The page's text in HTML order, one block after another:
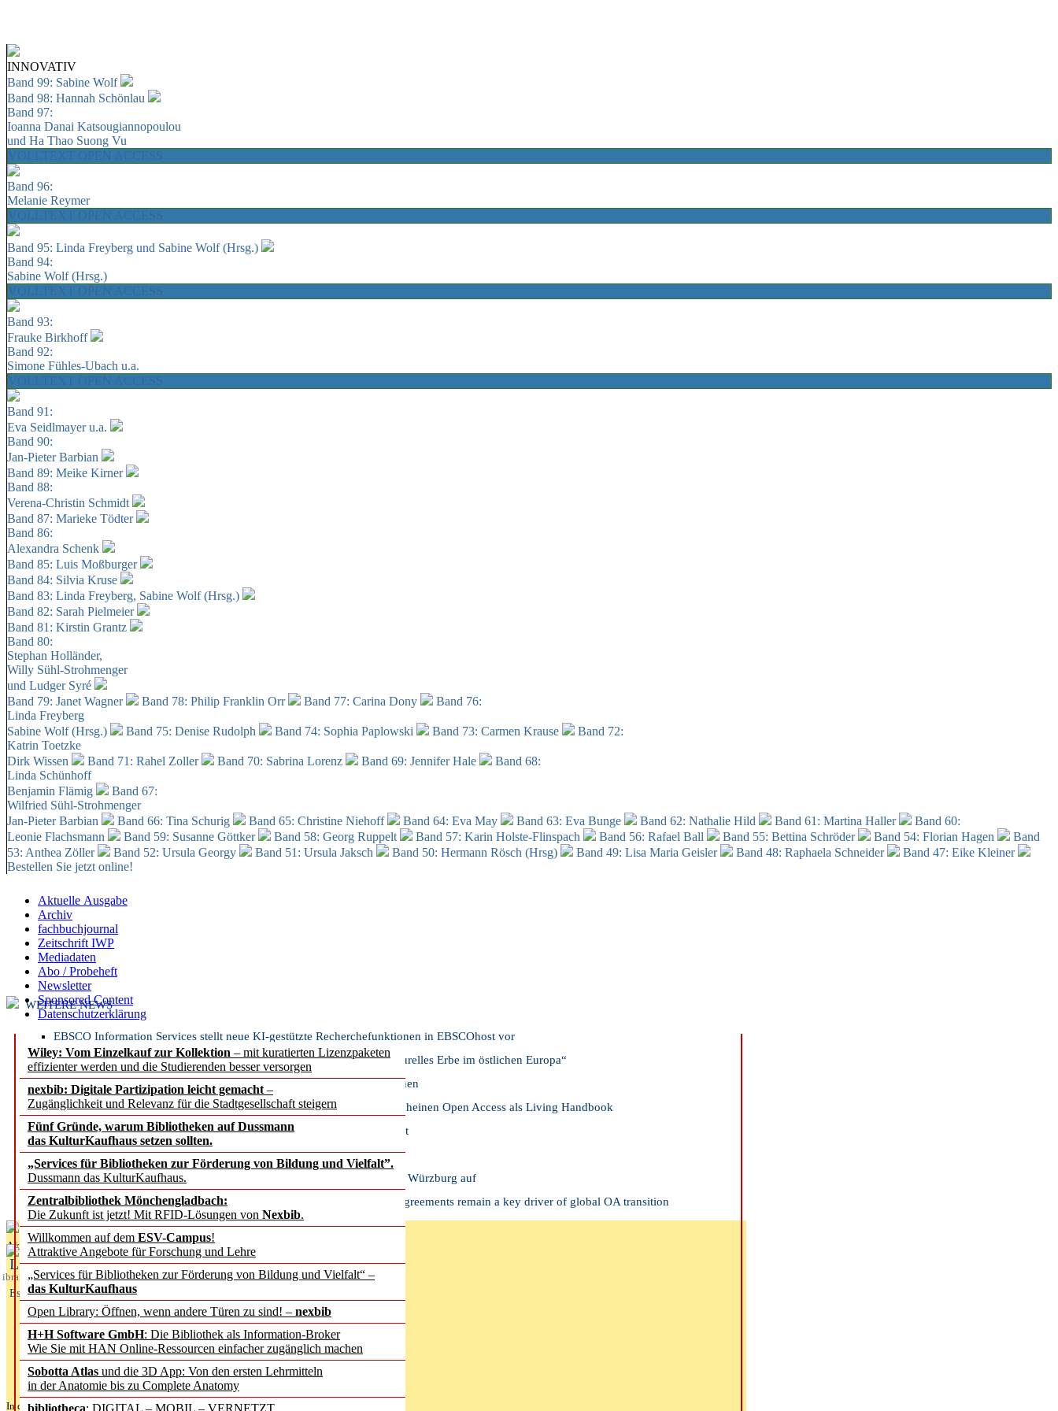
INNOVATIV
Band 99: Sabine Wolf
Band 98: Hannah Schönlau
Band 97:
Ioanna Danai Katsougiannopoulou
und Ha Thao Suong Vu
Band 96:
Melanie Reymer
Band 95: Linda Freyberg und Sabine Wolf (Hrsg.)
Band 94:
Sabine Wolf (Hrsg.)
Band 93:
Frauke Birkhoff
Band 92:
Simone Fühles-Ubach u.a.
Band 91:
Eva Seidlmayer u.a.
Band 90:
Jan-Pieter Barbian
Band 89: Meike Kirner
Band 88:
Verena-Christin Schmidt
Band 87: Marieke Tödter
Band 86:
Alexandra Schenk
Band 85: Luis Moßburger
Band 84: Silvia Kruse
Band 83: Linda Freyberg, Sabine Wolf (Hrsg.)
Band 82: Sarah Pielmeier
Band 81: Kirstin Grantz
Band 80:
Stephan Holländer,
Willy Sühl-Strohmenger
und Ludger Syré
Band 79: Janet Wagner
Band 78: Philip Franklin Orr Band 77: Carina Dony
Band 76:
Linda Freyberg
Sabine Wolf (Hrsg.)
Band 75: Denise Rudolph Band 74: Sophia Paplowski Band 73: Carmen Krause
Band 72:
Katrin Toetzke
Dirk Wissen
Band 71: Rahel Zoller Band 70: Sabrina Lorenz Band 69: Jennifer Hale
Band 68:
Linda Schünhoff
Benjamin Flämig
Band 67:
Wilfried Sühl-Strohmenger
Jan-Pieter Barbian
Band 66: Tina Schurig Band 65: Christine Niehoff Band 64: Eva May Band 63: Eva Bunge Band 62: Nathalie Hild Band 61: Martina Haller
Band 60:
Leonie Flachsmann
Band 59: Susanne Göttker Band 58: Georg Ruppelt Band 57: Karin Holste-Flinspach Band 56: Rafael Ball Band 55: Bettina Schröder Band 54: Florian Hagen
Band
53: Anthea Zöller
Band 52: Ursula Georgy Band 51: Ursula Jaksch Band 50: Hermann Rösch (Hrsg) Band 49: Lisa Maria Geisler Band 48: Raphaela Schneider
Band 47: Eike Kleiner
Bestellen Sie jetzt online!
Aktuelle Ausgabe
Archiv
fachbuchjournal
Zeitschrift IWP
Mediadaten
Abo / Probeheft
Newsletter
Sponsored Content
Datenschutzerklärung
Wiley: Vom Einzelkauf zur Kollektion – mit kuratierten Lizenzpaketen
effizienter werden und die Studierenden besser versorgen
nexbib: Digitale Partizipation leicht gemacht –
Zugänglichkeit und Relevanz für die Stadtgesellschaft steigern
Fünf Gründe, warum Bibliotheken auf Dussmann
das KulturKaufhaus setzen sollten.
„Services für Bibliotheken zur Förderung von Bildung und Vielfalt”.
Dussmann das KulturKaufhaus.
Zentralbibliothek Mönchengladbach:
Die Zukunft ist jetzt! Mit RFID-Lösungen von Nexbib.
Willkommen auf dem ESV-Campus!
Attraktive Angebote für Forschung und Lehre
„Services für Bibliotheken zur Förderung von Bildung und Vielfalt“ –
das KulturKaufhaus
Open Library: Öffnen, wenn andere Türen zu sind! – nexbib
H+H Software GmbH: Die Bibliothek als Information-Broker
Wie Sie mit HAN Online-Ressourcen einfacher zugänglich machen
Sobotta Atlas und die 3D App: Von den ersten Lehrmitteln
in der Anatomie bis zu Complete Anatomy
bibliotheca: DIGITAL – MOBIL – VERNETZT
WEITERE NEWS
EBSCO Information Services stellt neue KI-gestützte Recherchefunktionen in EBSCOhost vor
Sorbisches Institut neu im Netzwerk „Copernico – Geschichte und kulturelles Erbe im östlichen Europa“
Künstliche Intelligenz als Werkzeug, um Wissenschaft besser zu verstehen
„Leitbegriffe der Gesundheitsförderung und Prävention“ des BIÖG erscheinen Open Access als Living Handbook
Forschungsdateninfrastruktur: Mehr Erkenntnisse aus jedem Experiment
DFG setzt Förderung des HU-Projektkonsortiums FAIRmat fort
Bayerns digitale Schatzkammer nimmt historische Schulwandbilder aus Würzburg auf
Fifth Open Access Report from Springer Nature shows transformative agreements remain a key driver of global OA transition
Aktuelles aus
L
ibrary
Essentials
In der Ausgabe05/2026(Juni/Juli 2026) lesen Sie u.a.: